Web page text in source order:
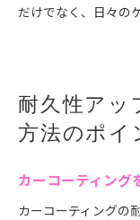
だけでなく、日々の
耐久性アッ
方法のポイ
カーコーティング
カーコーティングの